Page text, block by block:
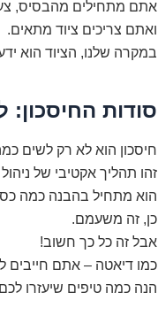
אתם מתחילים מהבסיס,
ואתם צריכים ציוד מתאים.
במקרה שלנו, הציוד הוא
סודות
חיסכון הוא לא רק לשים
זהו תהליך אקטיבי של
הוא מתחיל בהבנה כמה
כן, זה משעמם.
אבל זה כל כך חשוב!
כמו דיאטה – אתם חייבים
הנה כמה טיפים שיעזרו לכם